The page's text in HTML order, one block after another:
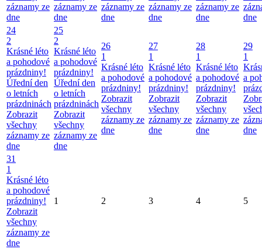
záznamy ze
dne
záznamy ze
dne
záznamy ze
dne
záznamy ze
dne
záznamy ze
dne
dne
24
2
Krásné léto
a pohodové
prázdniny!
Úřední den
o letních
prázdninách
Zobrazit
všechny
záznamy ze
dne
25
2
Krásné léto
a pohodové
prázdniny!
Úřední den
o letních
prázdninách
Zobrazit
všechny
záznamy ze
dne
26
1
Krásné léto
a pohodové
prázdniny!
Zobrazit
všechny
záznamy ze
dne
27
1
Krásné léto
a pohodové
prázdniny!
Zobrazit
všechny
záznamy ze
dne
28
1
Krásné léto
a pohodové
prázdniny!
Zobrazit
všechny
záznamy ze
dne
29
1
a
dne
31
1
Krásné léto
a pohodové
prázdniny!
Zobrazit
všechny
záznamy ze
dne
1 2 3 4 5